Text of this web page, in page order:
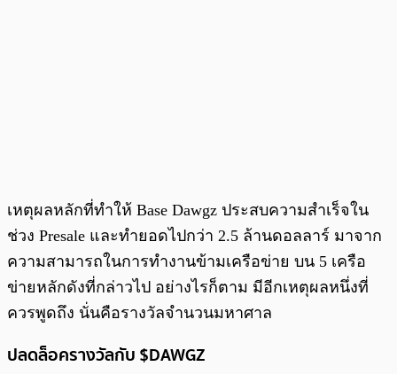
เหตุผลหลักที่ทำให้ Base Dawgz ประสบความสำเร็จใน
ช่วง Presale และทำยอดไปกว่า 2.5 ล้านดอลลาร์ มาจาก
ความสามารถในการทำงานข้ามเครือข่าย บน 5 เครือ
ข่ายหลักดังที่กล่าวไป อย่างไรก็ตาม มีอีกเหตุผลหนึ่งที่
ควรพูดถึง นั่นคือรางวัลจำนวนมหาศาล
ปลดล็อครางวัลกับ $DAWGZ